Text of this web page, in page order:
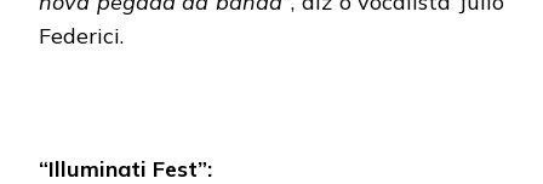
Federici.
“Illuminati Fest”: